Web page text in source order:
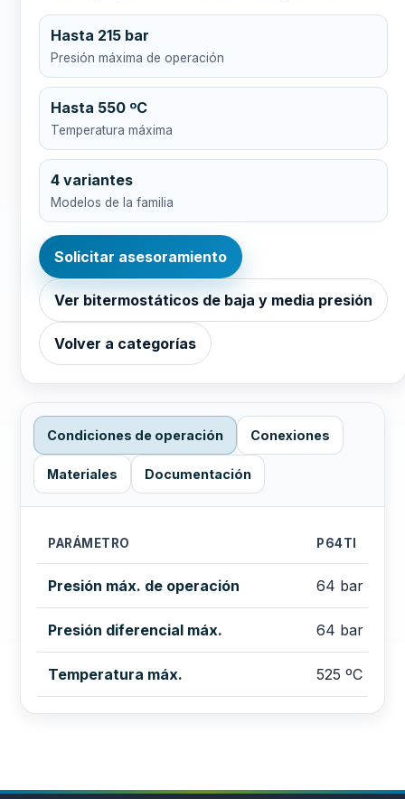
Hasta 215 bar
Presión máxima de operación
Hasta 550 ºC
Temperatura máxima
4 variantes
Modelos de la familia
Solicitar asesoramiento
Ver bitermostáticos de baja y media presión
Volver a categorías
Condiciones de operación Conexiones
Materiales Documentación
PARÁMETRO P64TI
Presión máx. de operación 64 bar
Presión diferencial máx. 64 bar
Temperatura máx. 525 ºC